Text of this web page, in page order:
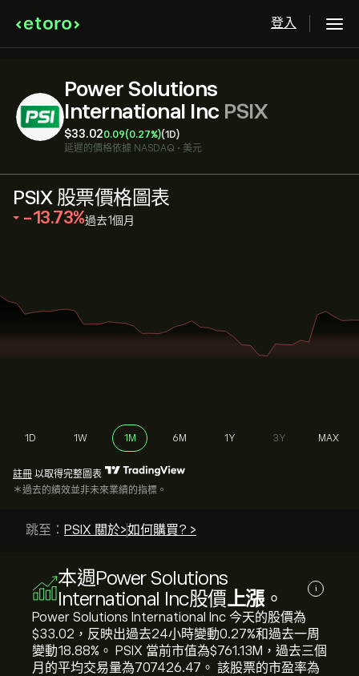
登入
Power Solutions
International Inc PSIX
‎$‎33.020.09(0.27%)(1D)
延遲的價格依據 NASDAQ • 美元
PSIX 股票價格圖表
‎-13.73‎ 過去1個月
1D 1W 1M 6M 1Y 3Y MAX
註冊 以取得完整圖表
＊過去的績效並非未來業績的指標。
跳至： PSIX 關於>如何購買? >
本週Power Solutions
International Inc股價上漲。 i
Power Solutions International Inc 今天的股價為‎
$‎33.02，反映出過去24小時變動‎0.27‎%和過去一周
變動‎18.88‎%。 PSIX 當前市值為‎$‎761.13M，過去三個
月的平均交易量為707426.47。 該股票的市盈率為